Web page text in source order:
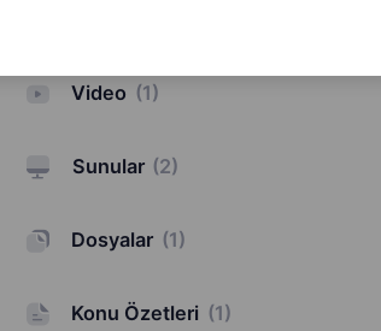
Video (1)
Sunular (2)
Dosyalar (1)
Konu Özetleri (1)